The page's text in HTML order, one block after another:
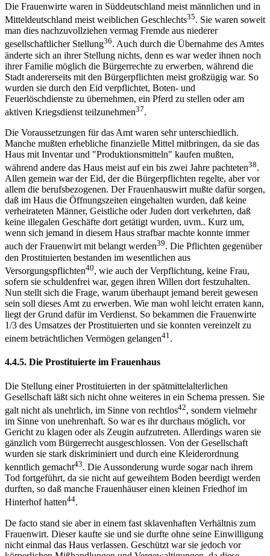
Die Frauenwirte waren in Süddeutschland meist männlichen und in
Mitteldeutschland meist weiblichen Geschlechts35. Sie waren soweit
man dies nachzuvollziehen vermag Fremde aus niederer
gesellschaftlicher Stellung36. Auch durch die Übernahme des Amtes
änderte sich an ihrer Stellung nichts, denn es war weder ihnen noch
ihrer Familie möglich die Bürgerrechte zu erwerben, während die
Stadt andererseits mit den Bürgerpflichten meist großzügig war. So
wurden sie durch den Eid verpflichtet, Boten- und
Feuerlöschdienste zu übernehmen, ein Pferd zu stellen oder am
aktiven Kriegsdienst teilzunehmen37.
Die Voraussetzungen für das Amt waren sehr unterschiedlich.
Manche mußten erhebliche finanzielle Mittel mitbringen, da sie das
Haus mit Inventar und "Produktionsmitteln" kaufen mußten,
während andere das Haus meist auf ein bis zwei Jahre pachteten38.
Allen gemein war der Eid, der die Bürgerpflichten regelte, aber vor
allem die berufsbezogenen. Der Frauenhauswirt mußte dafür sorgen,
daß im Haus die Öffnungszeiten eingehalten wurden, daß keine
verheirateten Männer, Geistliche oder Juden dort verkehrten, daß
keine illegalen Geschäfte dort getätigt wurden, uvm.. Kurz um,
wenn sich jemand in diesem Haus strafbar machte konnte immer
auch der Frauenwirt mit belangt werden39. Die Pflichten gegenüber
den Prostituierten bestanden im wesentlichen aus
Versorgungspflichten40, wie auch der Verpflichtung, keine Frau,
sofern sie schuldenfrei war, gegen ihren Willen dort festzuhalten.
Nun stellt sich die Frage, warum überhaupt jemand bereit gewesen
sein soll dieses Amt zu erwerben. Wie man wohl leicht erraten kann,
liegt der Grund dafür im Verdienst. So bekammen die Frauenwirte
1/3 des Umsatzes der Prostituierten und sie konnten vereinzelt zu
einem beträchtlichen Vermögen gelangen41 .
4.4.5. Die Prostituierte im Frauenhaus
Die Stellung einer Prostituierten in der spätmittelalterlichen
Gesellschaft läßt sich nicht ohne weiteres in ein Schema pressen. Sie
galt nicht als unehrlich, im Sinne von rechtlos42, sondern vielmehr
im Sinne von unehrenhaft. So war es ihr durchaus möglich, vor
Gericht zu klagen oder als Zeugin aufzutreten. Allerdings waren sie
gänzlich vom Bürgerrecht ausgeschlossen. Von der Gesellschaft
wurden sie stark diskriminiert und durch eine Kleiderordnung
kenntlich gemacht43. Die Aussonderung wurde sogar nach ihrem
Tod fortgeführt, da sie nicht auf geweihtem Boden beerdigt werden
durften, so daß manche Frauenhäuser einen kleinen Friedhof im
Hinterhof hatten44.
De facto stand sie aber in einem fast sklavenhaften Verhältnis zum
Frauenwirt. Dieser kaufte sie und sie durfte ohne seine Einwilligung
nicht einmal das Haus verlassen. Geschützt war sie jedoch vor